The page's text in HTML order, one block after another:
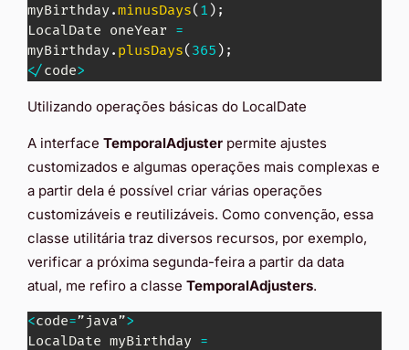
myBirthday .minusDays( 1 ) ;
LocalDate oneYear =
myBirthday . plusDays( 365 ) ;
</code>
Utilizando operações básicas do LocalDate
A interface TemporalAdjuster permite ajustes
customizados e algumas operações mais complexas e
a partir dela é possível criar várias operações
customizáveis e reutilizáveis. Como convenção, essa
classe utilitária traz diversos recursos, por exemplo,
verificar a próxima segunda-feira a partir da data
atual, me refiro a classe TemporalAdjusters.
<code=”java”>
LocalDate myBirthday =